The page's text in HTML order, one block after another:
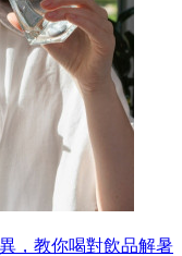
，教你喝對飲品解暑